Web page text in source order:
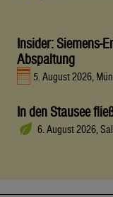
Insider: Siemens-
Abspaltung
5. August 2026,
In den Stausee
6. August 2026,